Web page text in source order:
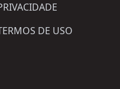
DE USO